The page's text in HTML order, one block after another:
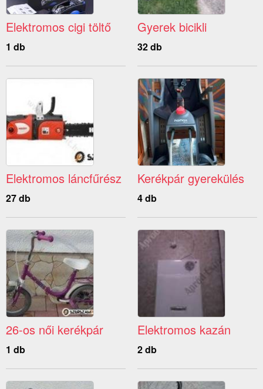
Elektromos cigi töltő
1 db
Gyerek bicikli
32 db
Elektromos láncfűrész
27 db
Kerékpár gyerekülés
4 db
26-os női kerékpár
1 db
Elektromos kazán
2 db